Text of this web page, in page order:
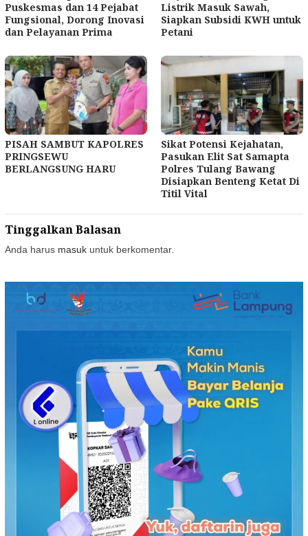
Puskesmas dan 14 Pejabat
Fungsional, Dorong Inovasi
dan Pelayanan Prima
Listrik Masuk Sawah,
Siapkan Subsidi KWH untuk
Petani
PISAH SAMBUT KAPOLRES
PRINGSEWU
BERLANGSUNG HARU
Sikat Potensi Kejahatan,
Pasukan Elit Sat Samapta
Polres Tulang Bawang
Disiapkan Benteng Ketat Di
Titil Vital
Tinggalkan Balasan
Anda harus masuk untuk berkomentar.